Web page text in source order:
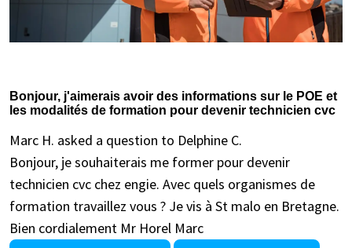
Bonjour, j'aimerais avoir des informations sur le POE et
les modalités de formation pour devenir technicien cvc
Marc H. asked a question to Delphine C.
Bonjour, je souhaiterais me former pour devenir
technicien cvc chez engie. Avec quels organismes de
formation travaillez vous ? Je vis à St malo en Bretagne.
Bien cordialement Mr Horel Marc